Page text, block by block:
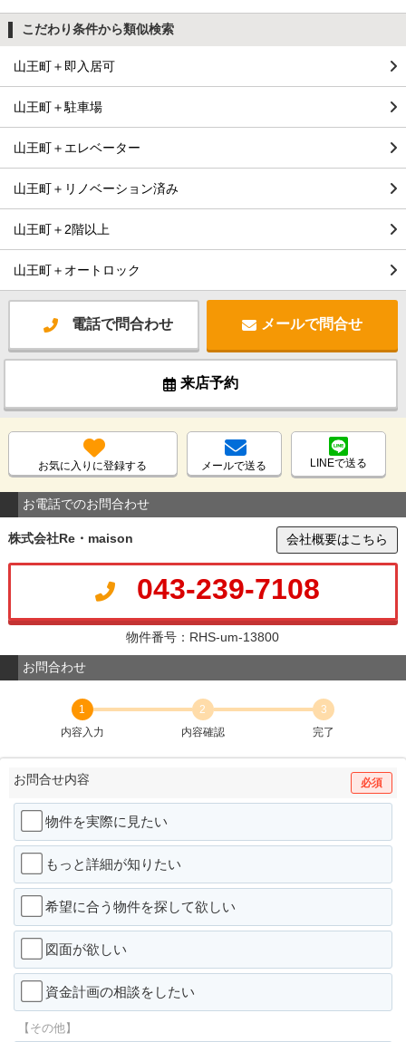
こだわり条件から類似検索
山王町＋即入居可
山王町＋駐車場
山王町＋エレベーター
山王町＋リノベーション済み
山王町＋2階以上
山王町＋オートロック
電話で問合わせ メールで問合せ
来店予約
お気に入りに登録する メールで送る LINEで送る
お電話でのお問合わせ
株式会社Re・maison 会社概要はこちら
043-239-7108
物件番号：RHS-um-13800
お問合わせ
1
内容入力
2
内容確認
3
完了
お問合せ内容 必須
物件を実際に見たい
もっと詳細が知りたい
希望に合う物件を探して欲しい
図面が欲しい
資金計画の相談をしたい
【その他】